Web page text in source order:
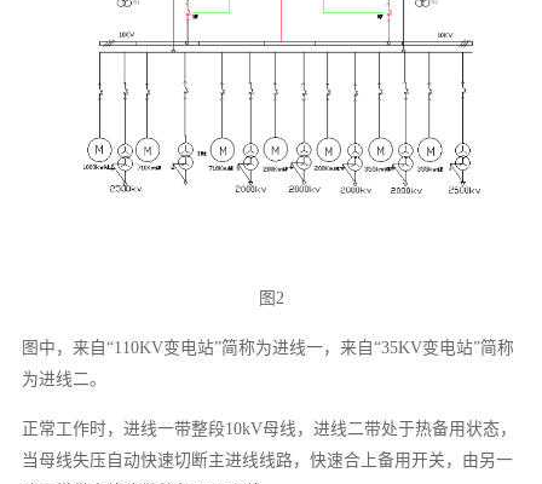
图2
图中，来自“110KV变电站”简称为进线一，来自“35KV变电站”简称
为进线二。
正常工作时，进线一带整段10kV母线，进线二带处于热备用状态，
当母线失压自动快速切断主进线线路，快速合上备用开关，由另一